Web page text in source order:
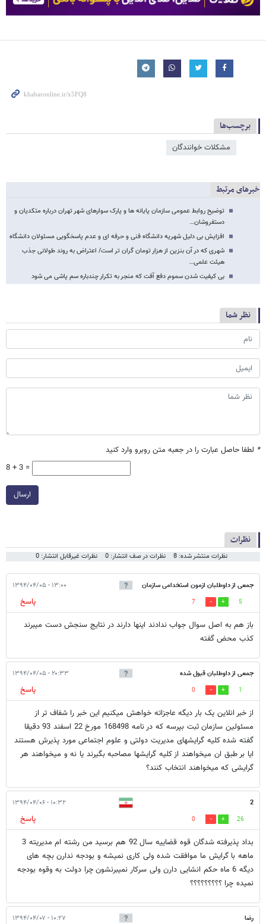
برچسب‌ها
مشکلات خوانندگان
خبرهای مرتبط
توضیح روابط عمومی سازمان پایانه ها و پارک سوارهای شهر تهران درباره متکدیان و
دستفروشان…
افزایش بی دلیل شهریه دانشگاه فنی و حرفه ای و عدم پاسخگویی مسئولان دانشگاه
شهری که در آن بنزین از هزار تومان گران تر است/ اعتراض به روند طولانی جذب
هیئت علمی…
بی کیفیت شدن سموم دفع آفت که منجر به تکرار چندباره سم پاشی می شود
نظر شما
* لطفا حاصل عبارت را در جعبه متن روبرو وارد کنید
8 + 3 =
ارسال
نظرات
نظرات منتشر شده: 8 نظرات در صف انتشار: 0 نظرات غیرقابل انتشار: 0
جمعی از داوطلبان ازمون استخدامی سازمان
ثبت اسناد
۱۳:۰۰ - ۱۳۹۴/۰۴/۰۵
5
7
پاسخ
باز هم به اصل سوال جواب ندادند اینها دارند در نتایج سنجش دست میبرند
کذب محض گفته
جمعی از داوطلبان قبول شده ۲۰:۳۳ - ۱۳۹۴/۰۴/۰۵
1
0
پاسخ
از خبر انلاین یک بار دیگه عاجزاته خواهش میکنیم این خبر را شفاف تر از
مسئولین سازمان ثبت بپرسه که در نامه 168498 مورخ 22 اسفند 93 دقیقا
گفته شده کلیه گرایشهای مدیریت دولتی و علوم اجتماعی مورد پذیرش هستند
ایا بر طبق ان میخواهند از کلیه گرایشها مصاحبه بگیرند یا نه و میخواهند هر
گرایشی که میخواهند انتخاب کنند؟
2 ۱۰:۳۲ - ۱۳۹۴/۰۴/۰۶
26
0
پاسخ
بداد پذیرفته شدگان قوه قضاییه سال 92 هم برسید من رشته ام مدیریته 3
ماهه با گرایش ما موافقت شده ولی کاری نمیشه و بودجه ندارن بچه های
دیگه 6 ماه حکم انشایی دارن ولی سرکار نمیبرنشون چرا دولت به وقوه بودجه
نمیده چرا ؟؟؟؟؟؟؟؟؟
رضا ۱۰:۲۷ - ۱۳۹۴/۰۴/۰۷